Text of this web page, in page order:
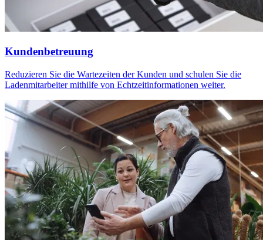
Kundenbetreuung
Reduzieren Sie die Wartezeiten der Kunden und schulen Sie die
Ladenmitarbeiter mithilfe von Echtzeitinformationen weiter.